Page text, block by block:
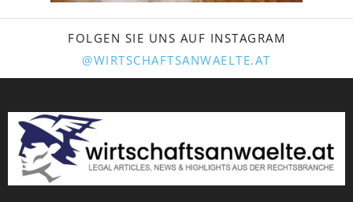
FOLGEN SIE UNS AUF INSTAGRAM
@WIRTSCHAFTSANWAELTE.AT